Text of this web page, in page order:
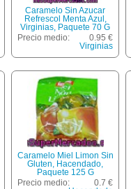
Caramelo Sin Azucar
Refrescol Menta Azul,
Virginias, Paquete 70 G
Precio medio:
0.95 €
Virginias
Caramelo Miel Limon Sin
Gluten, Hacendado,
Paquete 125 G
Precio medio:
0.7 €